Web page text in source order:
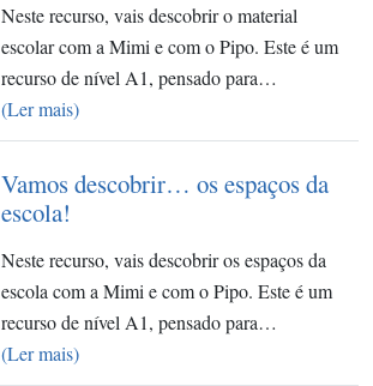
Neste recurso, vais descobrir o material
escolar com a Mimi e com o Pipo. Este é um
recurso de nível A1, pensado para…
(Ler mais)
Vamos descobrir… os espaços da
escola!
Neste recurso, vais descobrir os espaços da
escola com a Mimi e com o Pipo. Este é um
recurso de nível A1, pensado para…
(Ler mais)